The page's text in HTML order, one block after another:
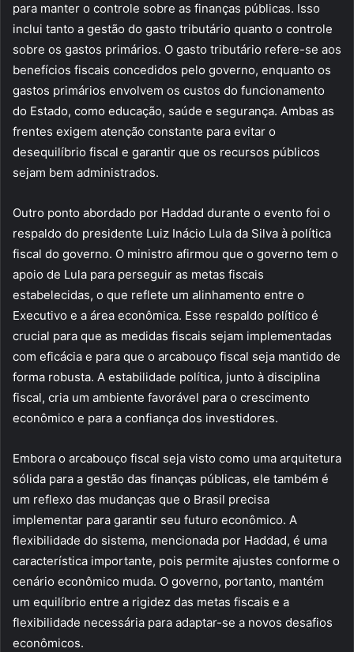
para manter o controle sobre as finanças públicas. Isso
inclui tanto a gestão do gasto tributário quanto o controle
sobre os gastos primários. O gasto tributário refere-se aos
benefícios fiscais concedidos pelo governo, enquanto os
gastos primários envolvem os custos do funcionamento
do Estado, como educação, saúde e segurança. Ambas as
frentes exigem atenção constante para evitar o
desequilíbrio fiscal e garantir que os recursos públicos
sejam bem administrados.
Outro ponto abordado por Haddad durante o evento foi o
respaldo do presidente Luiz Inácio Lula da Silva à política
fiscal do governo. O ministro afirmou que o governo tem o
apoio de Lula para perseguir as metas fiscais
estabelecidas, o que reflete um alinhamento entre o
Executivo e a área econômica. Esse respaldo político é
crucial para que as medidas fiscais sejam implementadas
com eficácia e para que o arcabouço fiscal seja mantido de
forma robusta. A estabilidade política, junto à disciplina
fiscal, cria um ambiente favorável para o crescimento
econômico e para a confiança dos investidores.
Embora o arcabouço fiscal seja visto como uma arquitetura
sólida para a gestão das finanças públicas, ele também é
um reflexo das mudanças que o Brasil precisa
implementar para garantir seu futuro econômico. A
flexibilidade do sistema, mencionada por Haddad, é uma
característica importante, pois permite ajustes conforme o
cenário econômico muda. O governo, portanto, mantém
um equilíbrio entre a rigidez das metas fiscais e a
flexibilidade necessária para adaptar-se a novos desafios
econômicos.